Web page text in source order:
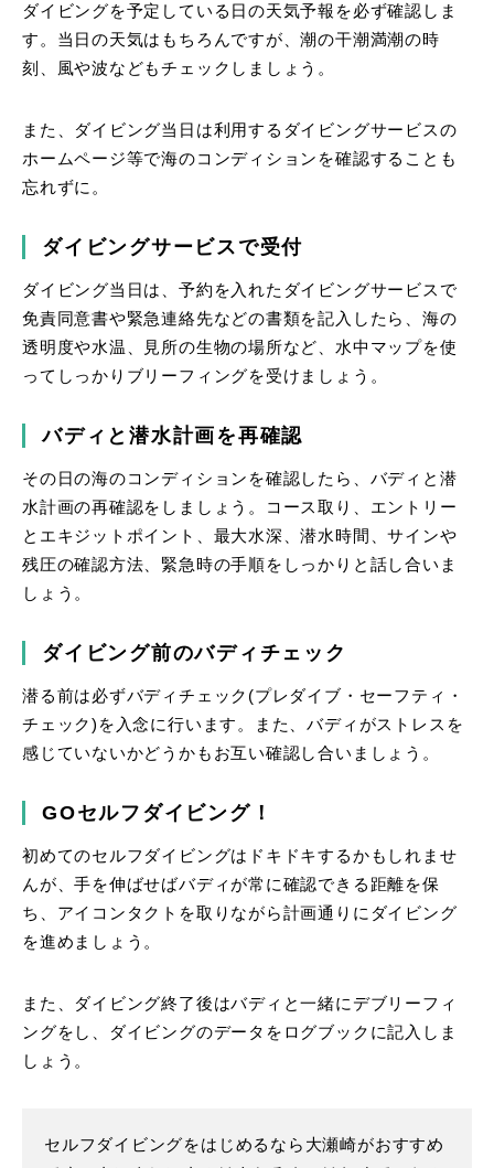
ダイビングを予定している日の天気予報を必ず確認しま
す。当日の天気はもちろんですが、潮の干潮満潮の時
刻、風や波などもチェックしましょう。
また、ダイビング当日は利用するダイビングサービスの
ホームページ等で海のコンディションを確認することも
忘れずに。
ダイビングサービスで受付
ダイビング当日は、予約を入れたダイビングサービスで
免責同意書や緊急連絡先などの書類を記入したら、海の
透明度や水温、見所の生物の場所など、水中マップを使
ってしっかりブリーフィングを受けましょう。
バディと潜水計画を再確認
その日の海のコンディションを確認したら、バディと潜
水計画の再確認をしましょう。コース取り、エントリー
とエキジットポイント、最大水深、潜水時間、サインや
残圧の確認方法、緊急時の手順をしっかりと話し合いま
しょう。
ダイビング前のバディチェック
潜る前は必ずバディチェック(プレダイブ・セーフティ・
チェック)を入念に行います。また、バディがストレスを
感じていないかどうかもお互い確認し合いましょう。
GOセルフダイビング！
初めてのセルフダイビングはドキドキするかもしれませ
んが、手を伸ばせばバディが常に確認できる距離を保
ち、アイコンタクトを取りながら計画通りにダイビング
を進めましょう。
また、ダイビング終了後はバディと一緒にデブリーフィ
ングをし、ダイビングのデータをログブックに記入しま
しょう。
セルフダイビングをはじめるなら大瀬崎がおすすめ